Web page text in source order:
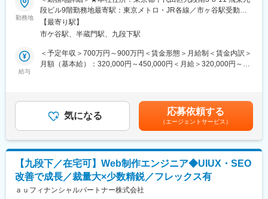
・楽しくワクワクしながら働ける社風で人を大事にする会社
・アイデアが通りやすく様々な企画に携われる経験値の高い職場
・次世代育成も見据えた長期的なキャリア形成が可能
■配属先について：
・マーケティング部：1名体制
■はたらき方：
・完全週休2日制・土日祝休み
・年間休日120日
■当社の特徴：
・保険代理店事業を基軸に様々な事業領域で事業展開する事によ
り事業ポートフォリオを形成し、事業会社間でのシナジーを最大
化すると共に強固な経営基盤の形成を企図しております。
企画発案、先導役として、自ら課題を見つけ主体的に行動頂き、
裁量を持って業務を担当いただきます。
＜具体的には例＞
・自社顧客／見込顧客に対するメルマガ配信の企画／運用／改善
・WEBページ改善／コンテンツ企画
・SEO対策推進
■業務の魅力
一人ひとりの裁量も大きく様々なことにチャレンジ出来る環境が
あります。
これから強化していくポジションであり、初期のフェーズのた
務を進めることが出来ます。
スタートメンバーとなり一から業務に携わることができます。
■組織構成：
3名（部長：1名 アシスタントマネージャー：1名 スタッフ1
勤務地
段ビル9階勤務地最寄駅：東京メトロ・JR各線／市ヶ谷駅受動喫
煙対策：敷地内喫煙可能場所あり変更の範囲：会社の定める事業
所（リモートワーク含む）
【最寄り駅】
市ケ谷駅、半蔵門駅、九段下駅
給与
＜予定年収＞700万円～900万円＜賃金形態＞月給制＜賃金内訳＞
月額（基本給）：320,000円～450,000円＜月給＞320,000円～
を通じて上下する可能性があります。月給(月額)は固定手当を含め
た表記です。気になる 応募依頼する
（エージェントサービス）
【九段下／在宅可】Web制作エンジニア◆UIUX・SEO
改善で成長／裁量大×少数精鋭／フレックス有
ａｕフィナンシャルパートナー株式会社